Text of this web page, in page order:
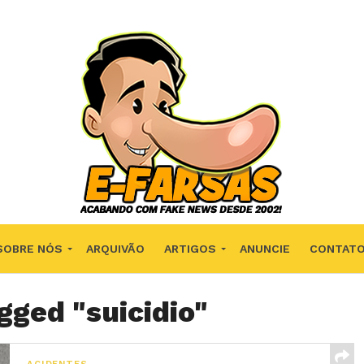
NÓS ARQUIVÃO ARTIGOS ANUNCIE CONTATO
"suicidio"